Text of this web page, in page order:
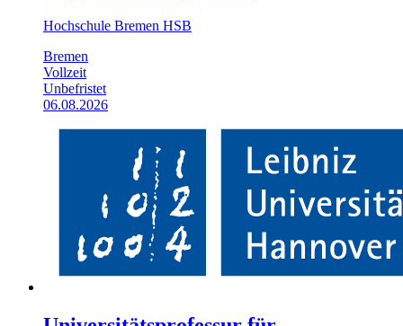
Hochschule Bremen HSB
Bremen
Vollzeit
Unbefristet
06.08.2026